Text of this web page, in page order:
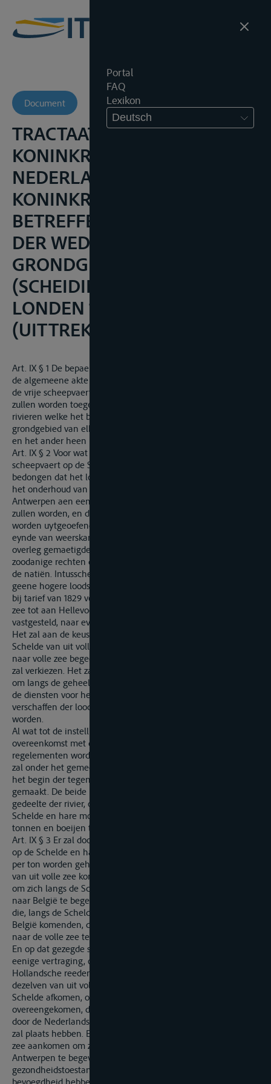
Portal
FAQ
Lexikon
Deutsch
Document
TRACTAAT TUSSEN HET
KONINKRIJK DER
NEDERLANDEN EN HET
KONINKRIJK BELGIË
BETREFFENDE DE SCHEIDING
DER WEDERZIJDSE
GRONDGEBIEDEN
(SCHEIDINGSVERDRAG),
LONDEN 19 APRIL 1839
(UITTREKSEL)
Art. IX § 1 De be­paelingen der art. 108 tot 117 inge­sloten, van
de algemeene akte van het congres van Weenen, betrekkelyk
de vrije scheep­vaert op de stroomen en bevaerbare rivieren,
zullen worden toegepast op de stroomen en bevaerbare
rivieren welke het belgisch grondgebied en het hollandsch
grondgebied van elkan­der scheyden of gelyke­lyk door het een
en het ander heen loopen.
Art. IX § 2 Voor wat byzonderlyk betrekking heeft tot de
scheepvaert op de Schelde en tot haere monden, word er
bedongen dat het loodswezen en de betonning mitsgaders
het onderhoud van de zeegaten der Schelde beneden
Antwerpen aen een gemeenschappelijk toezigt onderworpen
zullen worden, en dat zodanig gemeenschappelijk toezigt zal
worden uytgeoefend door de zorg van kommissarissen ten
eynde van weerskanten benoemd. Er zullen met gemeen
overleg gemaetigde loodsrechten worden bepaald, en zullen
zoodanige rechten dezelfde zyn voor de vaertuygen van alle
de natiën. Intusschen en tot vaststelling dier regten zullen
geene hogere loodsgelden kunnen worden geheven, dan die
bij tarief van 1829 voor de monden van de Maas, van de volle
zee tot aan Hellevoet en Hellevoet tot aan Rotterdam zijn
vastgesteld, naar evenredigheid van de afstanden.
Het zal aan de keus van elk schip staan, dat zich langs de
Schelde van uit volle zee begeeft naar België, of van België
naar volle zee begeeft, om zoodanige loods te nemen, als het
zal verkiezen. Het zal dien volgens aan beide landen vrijstaan,
om langs de geheelen loop der Schelde en aan haren mond,
de diensten voor het loodswezen te vestigen, die voor het
verschaffen der loodsen noodzakelijk zullen geoordeeld
worden.
Al wat tot de instellingen betrekking heeft, zal bij het, in
overeenkomst met de hierachter volgend 6 vast te stellen
regelementen worden bepaald. De dienst dezer instellingen
zal onder het gemeenschappelijk toezigt staan, waarvan in
het begin der tegenwoordige paragraaph, melding is
gemaakt. De beide Regeringen verbinden zich, ieder voor het
gedeelte der rivier, om de bevaarbare zeegaten van de
Schelde en hare monden te behouden, en daar de noodige
tonnen en boeijen te plaatsen en te onderhouden.
Art. IX § 3 Er zal door de Nederlandsche Regering op de vaart
op de Schelde en hare monden een eenmalig regt van f 1.50
per ton worden geheven, te weten f 1.12 van de schepen die,
van uit volle zee komende, de Wester-Schelde zullen opvaren,
om zich langs de Schelde of door het kanaal van Terneuzen
naar België te begeven; en van f 0.38 per ton van de schepen,
die, langs de Schelde door het kanaal van Terneuzen uit
België komenden, de Wester-Schelde zullen afvaren, om zich
naar de volle zee te begeven.
En op dat gezegde schepen niet aan eenig onderzoek, noch
eenige vertraging, of eenigerhande hindernis op de
Hollandsche reeden onderworpen kunnen worden, het zij
dezelven van uit volle zee de Schelde opvaren, het zij, zij de
Schelde afkomen, om zich naar de volle zee te begeven, zoo is
overeengekomen, dat de heffing van het bovengemelde regt
door de Nederlandsche agenten te Antwerpen en Terneuzen
zal plaats hebben. Even zoo zullen de schepen, die uit de volle
zee aankomen om zich langs de Wester-Schelde naar
Antwerpen te begeven, en van, met betrekking tot den
gezondheidstoestand, verdachte plaatsen komen, de